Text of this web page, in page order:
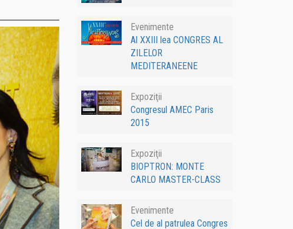
Evenimente
Al XXIII lea CONGRES AL
ZILELOR
MEDITERANEENE
Expoziţii
Congresul AMEC Paris
2015
Expoziţii
BIOPTRON: MONTE
CARLO MASTER-CLASS
Evenimente
Cel de al patrulea Congres